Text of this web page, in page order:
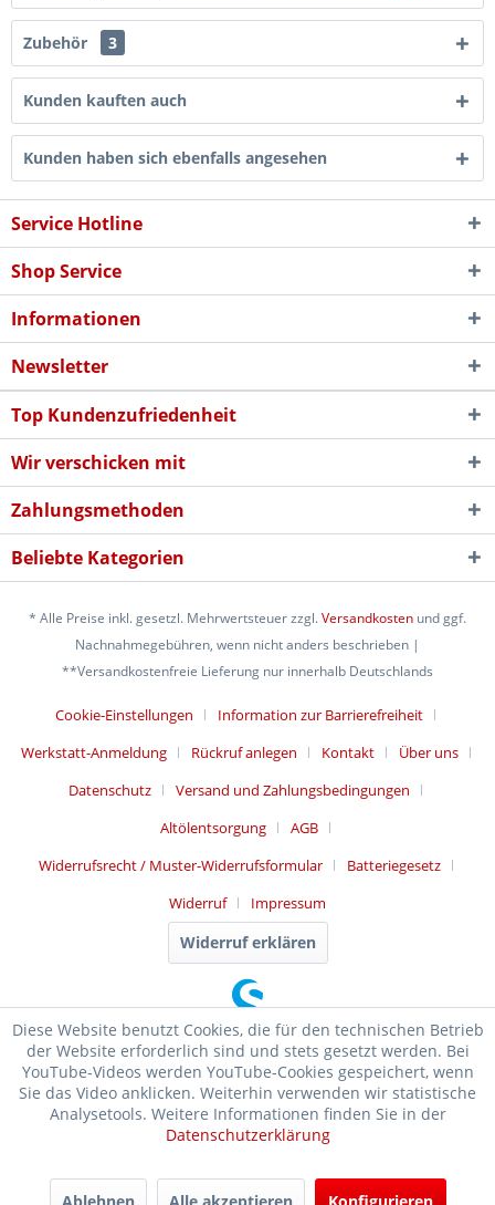
Zubehör 3
Kunden kauften auch
Kunden haben sich ebenfalls angesehen
Service Hotline
Shop Service
Informationen
Newsletter
Top Kundenzufriedenheit
Wir verschicken mit
Zahlungsmethoden
Beliebte Kategorien
* Alle Preise inkl. gesetzl. Mehrwertsteuer zzgl.Versandkosten und ggf.
Nachnahmegebühren, wenn nicht anders beschrieben |
**Versandkostenfreie Lieferung nur innerhalb Deutschlands
Cookie-Einstellungen
Information zur Barrierefreiheit
Werkstatt-Anmeldung
Rückruf anlegen Kontakt
Über uns
Datenschutz
Versand und Zahlungsbedingungen
Altölentsorgung
AGB
Widerrufsrecht / Muster-Widerrufsformular
Batteriegesetz
Widerruf
Impressum
Widerruf erklären
Diese Website benutzt Cookies, die für den technischen Betrieb
der Website erforderlich sind und stets gesetzt werden. Bei
YouTube-Videos werden YouTube-Cookies gespeichert, wenn
Sie das Video anklicken. Weiterhin verwenden wir statistische
Analysetools. Weitere Informationen finden Sie in der
Datenschutzerklärung
SEHR GUT (4.99 / 5)
aus17476 Bewertungen bei: ebay.de, shopvote.de ⓘ